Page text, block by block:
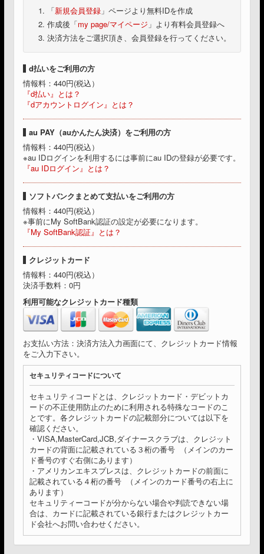
「新規会員登録 」ページより無料IDを作成
作成後「my page/マイページ 」より有料会員登録へ
決済方法をご選択頂き、会員登録を行ってください。
d払いをご利用の方
情報料：440円(税込）
『d払い』とは？
『dアカウントログイン』とは？
au PAY（auかんたん決済）をご利用の方
情報料：440円(税込）
※au IDログインを利用するには事前にau IDの登録が必要です。
『au IDログイン』とは？
ソフトバンクまとめて支払いをご利用の方
情報料：440円(税込）
※事前にMy SoftBank認証の設定が必要になります。
『My SoftBank認証』とは？
クレジットカード
情報料：440円(税込）
決済手数料：0円
利用可能なクレジットカード種類
お支払い方法：決済方法入力画面にて、クレジットカード情報
をご入力下さい。
セキュリティコードについて
セキュリティコードとは、クレジットカード・デビットカ
ードの不正使用防止のために利用される特殊なコードのこ
とです。各クレジットカードの記載部分については以下を
確認ください。
・VISA,MasterCard,JCB,ダイナースクラブは、クレジット
カードの背面に記載されている３桁の番号 （メインのカー
ド番号のすぐ右側にあります）
・アメリカンエキスプレスは、クレジットカードの前面に
記載されている４桁の番号 （メインのカード番号の右上に
あります）
セキュリティーコードが分からない場合や判読できない場
合は、カードに記載されている銀行またはクレジットカー
ド会社へお問い合わせください。